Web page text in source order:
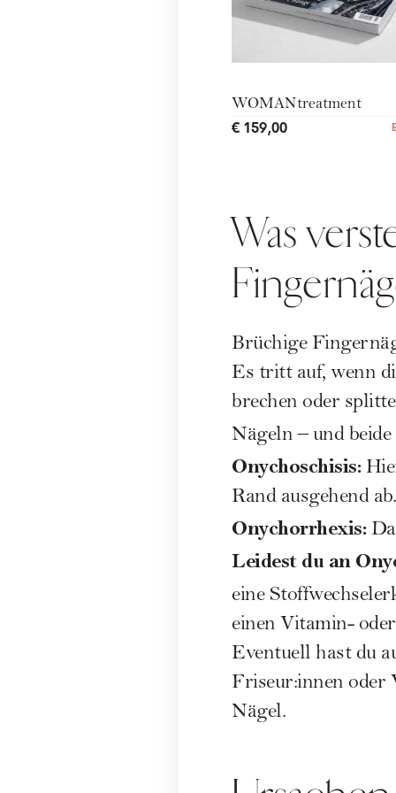
WOMANtreatment
€ 159,00
Was
Brüchige
Es tritt auf, wenn
brechen oder
Nägeln – und
Onychoschisis:
Rand ausgehend ab.
Onychorrhexis:
Leidest du an
eine
einen Vitamin-
Eventuell hast du
Friseur:innen oder
Nägel.